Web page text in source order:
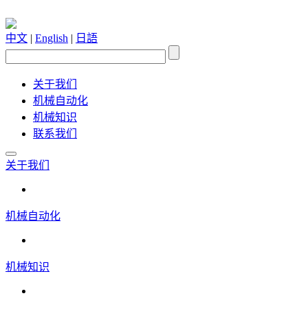
中文 | English | 日語
关于我们
机械自动化
机械知识
联系我们
关于我们
机械自动化
机械知识